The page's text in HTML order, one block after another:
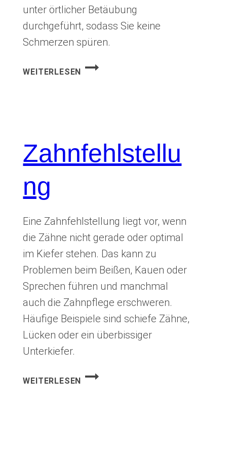
unter örtlicher Betäubung
durchgeführt, sodass Sie keine
Schmerzen spüren.
WEITERLESEN
ZAHNEXTRAKTION
Zahnfehlstellu
ng
Eine Zahnfehlstellung liegt vor, wenn
die Zähne nicht gerade oder optimal
im Kiefer stehen. Das kann zu
Problemen beim Beißen, Kauen oder
Sprechen führen und manchmal
auch die Zahnpflege erschweren.
Häufige Beispiele sind schiefe Zähne,
Lücken oder ein überbissiger
Unterkiefer.
WEITERLESEN
ZAHNFEHLSTELLUNG